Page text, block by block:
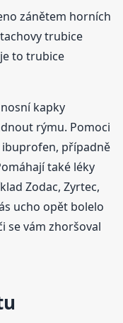
zánětem horních
trubice
to trubice
kapky
rýmu. Pomoci
případně
také léky
Zodac, Zyrtec,
ucho opět bolelo
se vám zhoršoval